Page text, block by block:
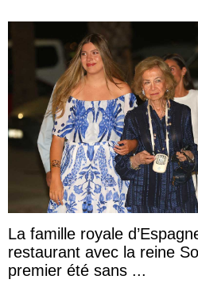
La famille royale
restaurant avec la reine
premier été sans ...